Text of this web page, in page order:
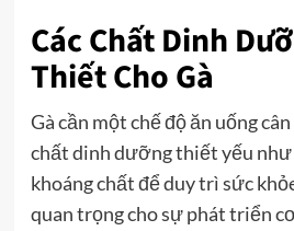
Các Chất Dinh
Thiết Cho Gà
Gà cần một chế độ ăn uống
chất dinh dưỡng thiết yếu
khoáng chất để duy trì sức
quan trọng cho sự phát triển